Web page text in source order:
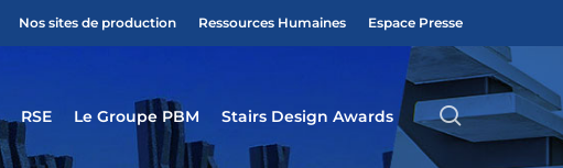
Nos sites de production Ressources Humaines Espace Presse
RSE Le Groupe PBM Stairs Design Awards search